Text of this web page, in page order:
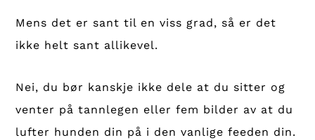
Mens det er sant til en viss grad, så er det
ikke helt sant allikevel.
Nei, du bør kanskje ikke dele at du sitter og
venter på tannlegen eller fem bilder av at du
lufter hunden din på i den vanlige feeden din.